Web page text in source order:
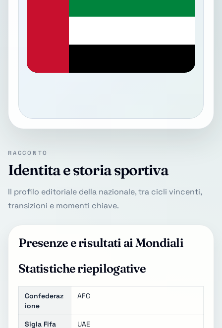
RACCONTO
Identita e storia sportiva
Il profilo editoriale della nazionale, tra cicli vincenti,
transizioni e momenti chiave.
Presenze e risultati ai Mondiali
Statistiche riepilogative
Confederaz
ione
AFC
Sigla Fifa UAE